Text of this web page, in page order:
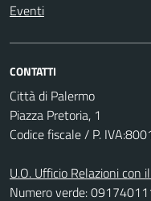
Eventi
CONTATTI
Città di Palermo
Piazza Pretoria, 1
Codice fiscale / P.
U.O. Ufficio Relazioni con
Numero verde: